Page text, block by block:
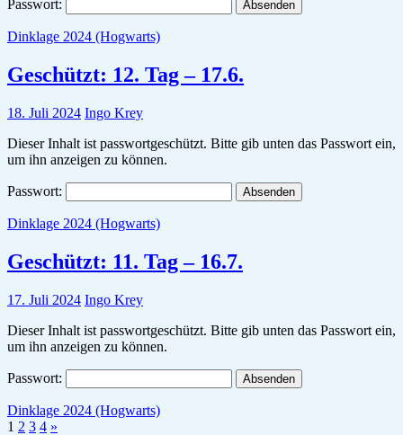
Passwort:
Dinklage 2024 (Hogwarts)
Geschützt: 12. Tag – 17.6.
18. Juli 2024 Ingo Krey
Dieser Inhalt ist passwortgeschützt. Bitte gib unten das Passwort ein,
um ihn anzeigen zu können.
Passwort:
Dinklage 2024 (Hogwarts)
Geschützt: 11. Tag – 16.7.
17. Juli 2024 Ingo Krey
Dieser Inhalt ist passwortgeschützt. Bitte gib unten das Passwort ein,
um ihn anzeigen zu können.
Passwort:
Dinklage 2024 (Hogwarts)
1 2 3 4 »